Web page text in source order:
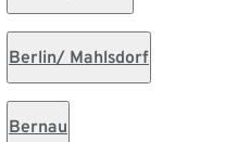
Berlin/ Mahlsdorf
Bernau